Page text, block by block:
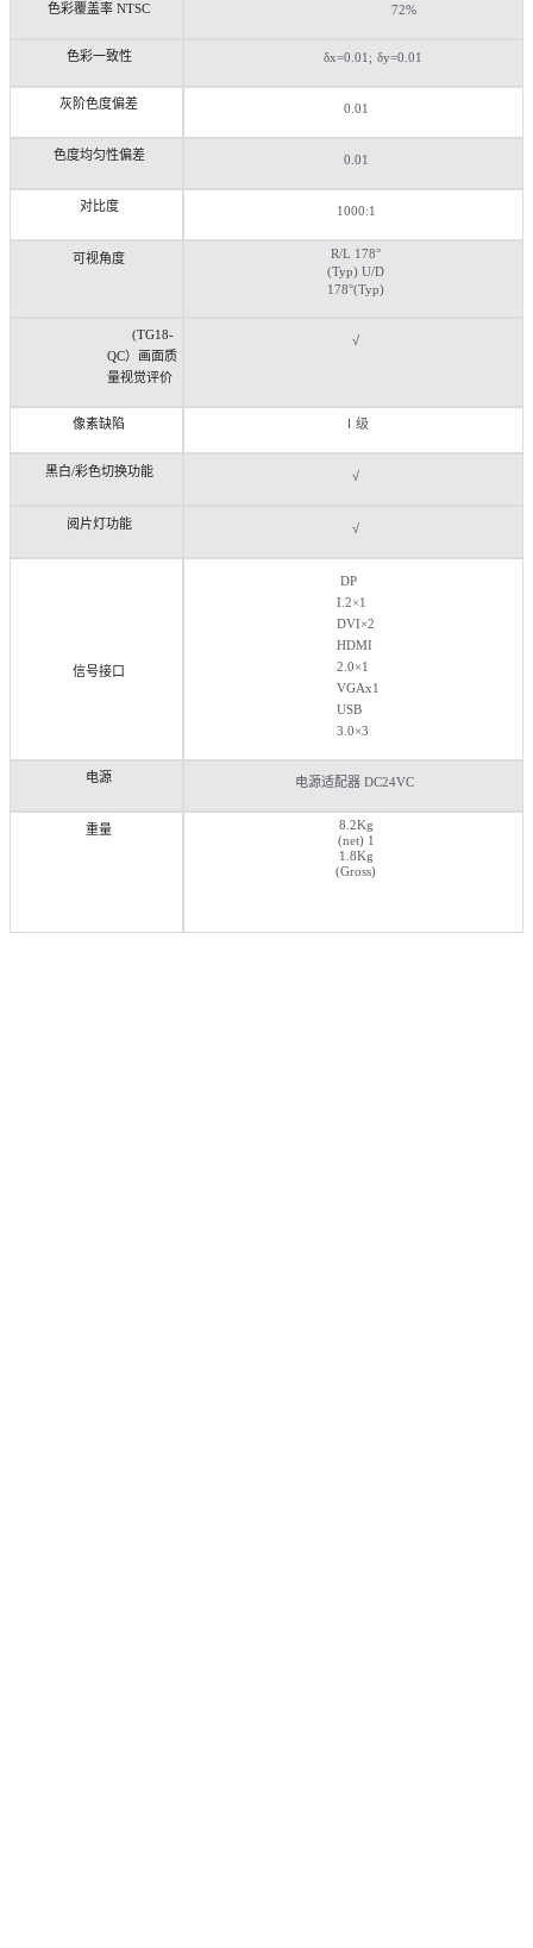
色彩覆盖率 NTSC 72%
色彩一致性 δx=0.01; δy=0.01
灰阶色度偏差 0.01
色度均匀性偏差 0.01
对比度 1000:1
可视角度 R/L 178°
(Typ) U/D
178°(Typ)
(TG18-
QC）画面质
量视觉评价
√
像素缺陷 Ⅰ级
黑白/彩色切换功能 √
阅片灯功能 √
信号接口
DP
I.2×1
DVI×2
HDMI
2.0×1
VGAx1
USB
3.0×3
电源 电源适配器 DC24VC
重量
8.2Kg
(net) 1
1.8Kg
(Gross)